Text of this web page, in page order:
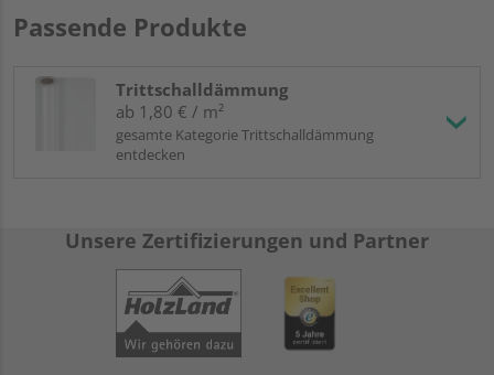
Passende Produkte
Trittschalldämmung
ab 1,80 € / m²
gesamte Kategorie Trittschalldämmung
entdecken
Unsere Zertifizierungen und Partner